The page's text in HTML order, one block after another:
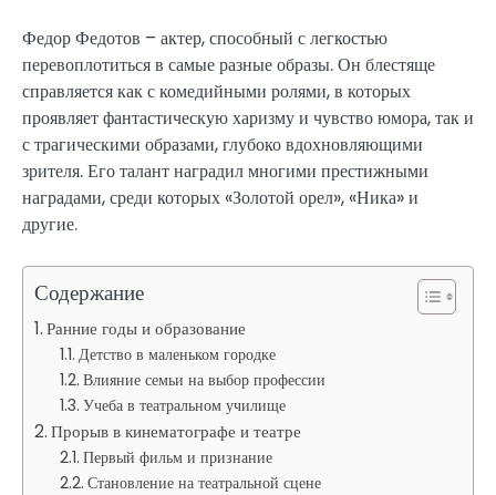
Федор Федотов – актер, способный с легкостью
перевоплотиться в самые разные образы. Он блестяще
справляется как с комедийными ролями, в которых
проявляет фантастическую харизму и чувство юмора, так и
с трагическими образами, глубоко вдохновляющими
зрителя. Его талант наградил многими престижными
наградами, среди которых «Золотой орел», «Ника» и
другие.
Содержание
Ранние годы и образование
Детство в маленьком городке
Влияние семьи на выбор профессии
Учеба в театральном училище
Прорыв в кинематографе и театре
Первый фильм и признание
Становление на театральной сцене